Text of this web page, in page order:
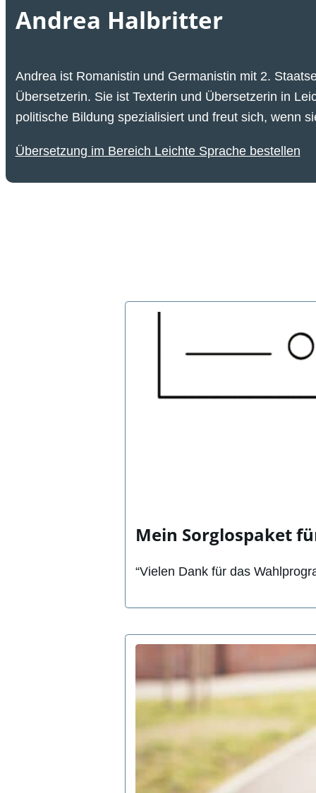
Andrea Halbritter
Andrea ist Romanistin und Germanistin mit 2.
Übersetzerin. Sie ist Texterin und Übersetzerin in
politische Bildung spezialisiert und freut sich, wenn
Übersetzung im Bereich Leichte Sprache bestellen
Mein Sorglospaket
“Vielen Dank für das